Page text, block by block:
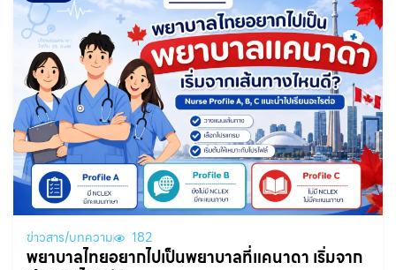
ข่าวสาร/บทความ 182
พยาบาลไทยอยากไปเป็นพยาบาลที่แคนาดา เริ่มจาก